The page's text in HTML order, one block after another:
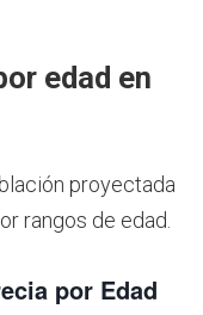
edad en
proyectada
rangos de edad.